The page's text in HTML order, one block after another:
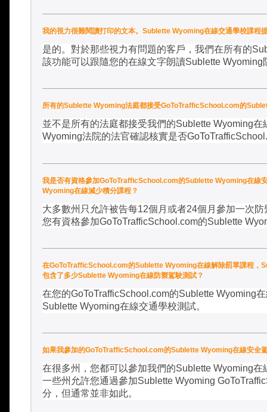
我的視力很難閱讀打印的文本。Sublette Wyoming在線交通學校課程
是的。對於那些視力有問題的客戶，我們在所有的
該功能可以跟隨您的在線文字朗讀Sublette Wyoming
所有的Sublette Wyoming法庭都接受GoToTrafficSchool.com的
並不是所有的法庭都接受我們的Sublette Wyoming在
Wyoming法院的法官確認核實是否
我是否有資格參加GoToTrafficSchool.com的Sublette Wyoming在線
Wyoming在線減少積分課程？
大多數州只允許被告每12個月或者24個月參加一次防
您有資格參加GoToTrafficSchool.com的Sublette
在GoToTrafficSchool.com的Sublette Wyoming在線解除罰單課程，
包含了多少Sublette Wyoming在線防禦駕駛測試？
在您的GoToTrafficSchool.com的Sublette Wyoming
Sublette Wyoming在線交通學校測試。
如果我參加的GoToTrafficSchool.com的Sublette Wyoming在線安全
在很多州，您都可以參加我們的Sublette Wyoming在
一些州允許您通過參加Sublette Wyoming
分，但通常並非如此。